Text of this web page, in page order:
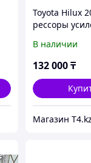
Toyota Hilux
рессоры
В наличии
132 000 ₸
Магазин T4.kz